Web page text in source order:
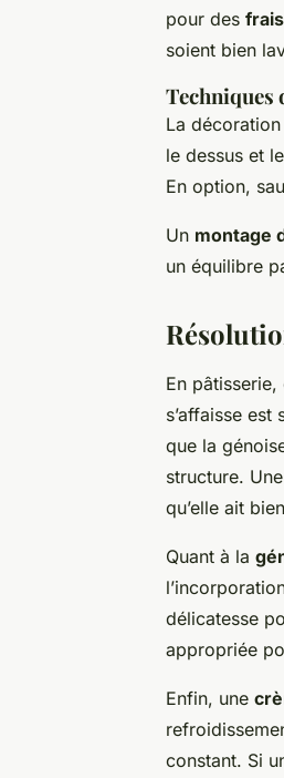
pour des
soient bien
Techniques
La
le dessus et
En option,
Un montage
un équilibre
En pâtisserie,
s’affaisse est
que la
structure.
qu’elle ait
Quant à la
délicatesse
appropriée
Enfin, une
constant. Si